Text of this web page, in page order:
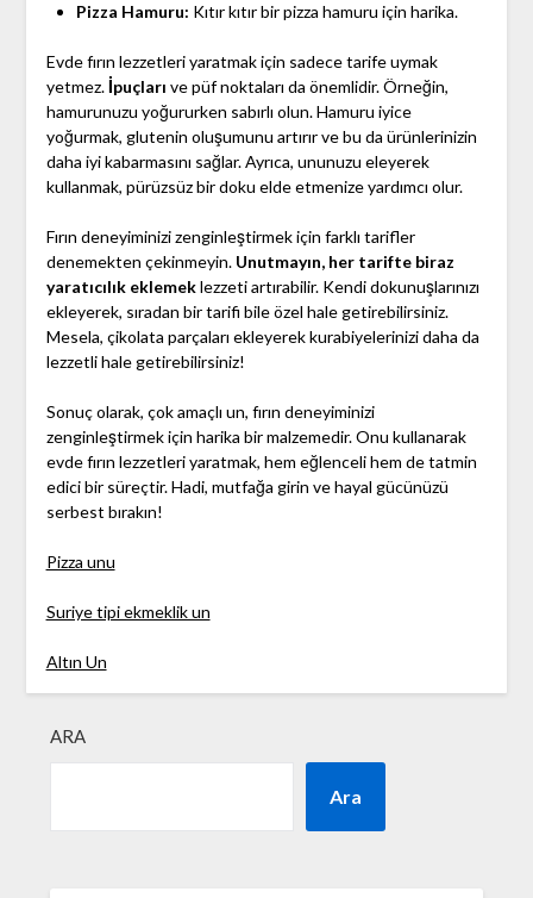
Pizza Hamuru: Kıtır kıtır bir pizza hamuru için harika.
Evde fırın lezzetleri yaratmak için sadece tarife uymak
yetmez.İpuçları ve püf noktaları da önemlidir. Örneğin,
hamurunuzu yoğururken sabırlı olun. Hamuru iyice
yoğurmak, glutenin oluşumunu artırır ve bu da ürünlerinizin
daha iyi kabarmasını sağlar. Ayrıca, ununuzu eleyerek
kullanmak, pürüzsüz bir doku elde etmenize yardımcı olur.
Fırın deneyiminizi zenginleştirmek için farklı tarifler
denemekten çekinmeyin. Unutmayın, her tarifte biraz
yaratıcılık eklemeklezzeti artırabilir. Kendi dokunuşlarınızı
ekleyerek, sıradan bir tarifi bile özel hale getirebilirsiniz.
Mesela, çikolata parçaları ekleyerek kurabiyelerinizi daha da
lezzetli hale getirebilirsiniz!
Sonuç olarak, çok amaçlı un, fırın deneyiminizi
zenginleştirmek için harika bir malzemedir. Onu kullanarak
evde fırın lezzetleri yaratmak, hem eğlenceli hem de tatmin
edici bir süreçtir. Hadi, mutfağa girin ve hayal gücünüzü
serbest bırakın!
Pizza unu
Suriye tipi ekmeklik un
Altın Un
ARA
Ara